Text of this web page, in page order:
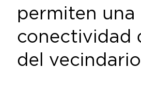
permiten una
conectividad
del